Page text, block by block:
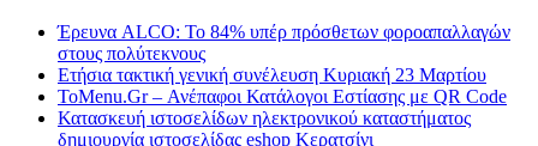
Έρευνα ALCO: Το 84% υπέρ πρόσθετων φοροαπαλλαγών
στους πολύτεκνους
Ετήσια τακτική γενική συνέλευση Κυριακή 23 Μαρτίου
ToMenu.Gr – Ανέπαφοι Κατάλογοι Εστίασης με QR Code
Κατασκευή ιστοσελίδων ηλεκτρονικού καταστήματος
δημιουργία ιστοσελίδας eshop Κερατσίνι